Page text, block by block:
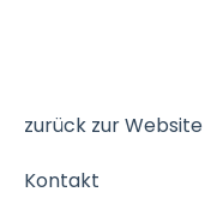
zurück zur Website
Kontakt